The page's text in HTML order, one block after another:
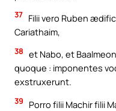
37 Filii vero Ruben
Cariathaim,
38 et Nabo, et
quoque : imponentes
exstruxerunt.
39
Porro filii Machir filii